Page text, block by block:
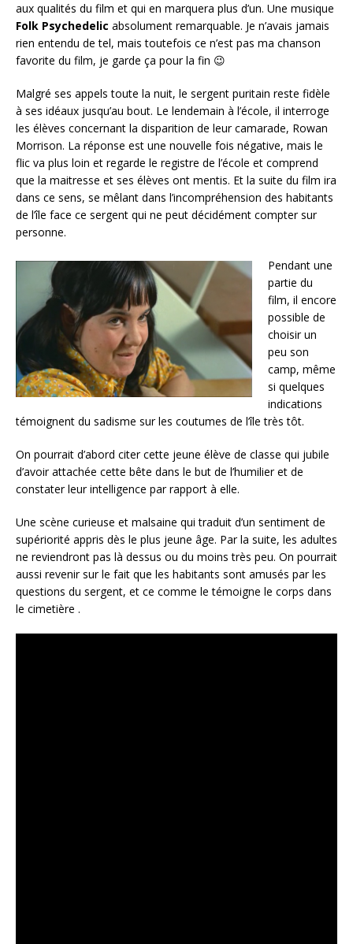
aux qualités du film et qui en marquera plus d’un. Une musique
Folk Psychedelic absolument remarquable. Je n’avais jamais
rien entendu de tel, mais toutefois ce n’est pas ma chanson
favorite du film, je garde ça pour la fin 😉
Malgré ses appels toute la nuit, le sergent puritain reste fidèle
à ses idéaux jusqu’au bout. Le lendemain à l’école, il interroge
les élèves concernant la disparition de leur camarade, Rowan
Morrison. La réponse est une nouvelle fois négative, mais le
flic va plus loin et regarde le registre de l’école et comprend
que la maitresse et ses élèves ont mentis. Et la suite du film ira
dans ce sens, se mêlant dans l’incompréhension des habitants
de l’île face ce sergent qui ne peut décidément compter sur
personne.
Pendant une
partie du
film, il encore
possible de
choisir un
peu son
camp, même
si quelques
indications
témoignent du sadisme sur les coutumes de l’île très tôt.
On pourrait d’abord citer cette jeune élève de classe qui jubile
d’avoir attachée cette bête dans le but de l’humilier et de
constater leur intelligence par rapport à elle.
Une scène curieuse et malsaine qui traduit d’un sentiment de
supériorité appris dès le plus jeune âge. Par la suite, les adultes
ne reviendront pas là dessus ou du moins très peu. On pourrait
aussi revenir sur le fait que les habitants sont amusés par les
questions du sergent, et ce comme le témoigne le corps dans
le cimetière .